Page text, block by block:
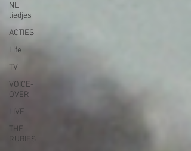
NL
liedjes
ACTIES
Life
TV
VOICE-
OVER
LIVE
THE
RUBIES